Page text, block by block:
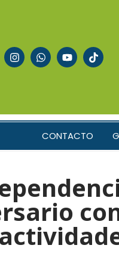
CONTACTO